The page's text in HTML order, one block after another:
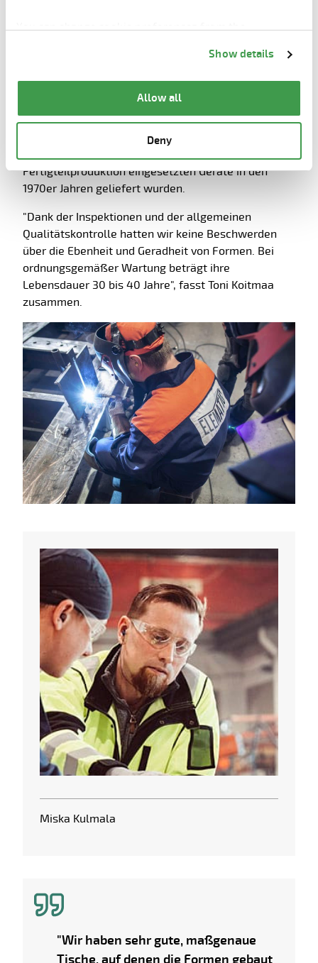
You can change cookie preferences from the
Show details
Allow all
Deny
Auslieferung an Kunden in aller Welt wird jede Form
Elematic bietet auch für seine Formen einen
lebenslangen Service. Ein Beweis für die Qualität
der von dem Unternehmen hergestellten Formen ist,
dass einige der ältesten noch in der weltweiten
Fertigteilproduktion eingesetzten Geräte in den
1970er Jahren geliefert wurden.
"Dank der Inspektionen und der allgemeinen
Qualitätskontrolle hatten wir keine Beschwerden
über die Ebenheit und Geradheit von Formen. Bei
ordnungsgemäßer Wartung beträgt ihre
Lebensdauer 30 bis 40 Jahre", fasst Toni Koitmaa
zusammen.
Miska Kulmala
"Wir haben sehr gute, maßgenaue
Tische, auf denen die Formen gebaut